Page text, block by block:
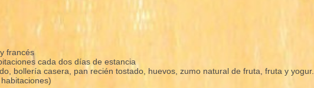
francés
cada dos días de estancia
bollería casera, pan recién tostado, huevos, zumo natural de fruta, fruta y yogur.